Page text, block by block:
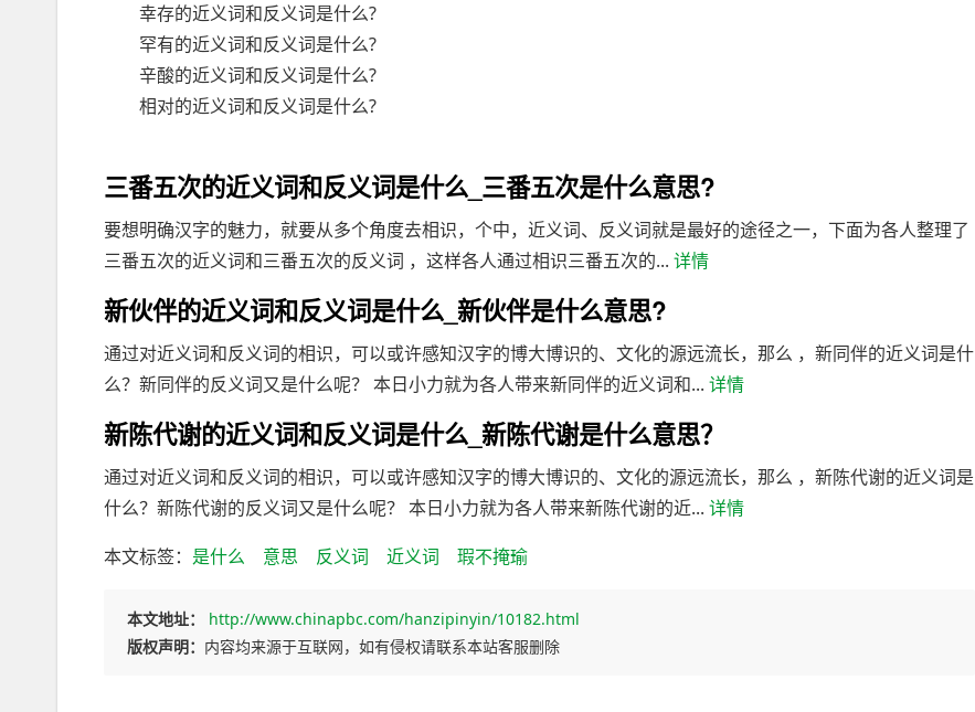
幸存的近义词和反义词是什么?
罕有的近义词和反义词是什么?
辛酸的近义词和反义词是什么?
相对的近义词和反义词是什么?
三番五次的近义词和反义词是什么_三番五次是什么意思?
要想明确汉字的魅力，就要从多个角度去相识，个中，近义词、反义词就是最好的途径之一，下面为各人整理了
三番五次的近义词和三番五次的反义词 ，这样各人通过相识三番五次的... 详情
新伙伴的近义词和反义词是什么_新伙伴是什么意思?
通过对近义词和反义词的相识，可以或许感知汉字的博大博识的、文化的源远流长，那么 ，新同伴的近义词是什
么？新同伴的反义词又是什么呢？ 本日小力就为各人带来新同伴的近义词和... 详情
新陈代谢的近义词和反义词是什么_新陈代谢是什么意思？
通过对近义词和反义词的相识，可以或许感知汉字的博大博识的、文化的源远流长，那么 ，新陈代谢的近义词是
什么？新陈代谢的反义词又是什么呢？ 本日小力就为各人带来新陈代谢的近... 详情
本文标签： 是什么 意思 反义词 近义词 瑕不掩瑜
本文地址：
http://www.chinapbc.com/hanzipinyin/10182.html
版权声明： 内容均来源于互联网，如有侵权请联系本站客服删除